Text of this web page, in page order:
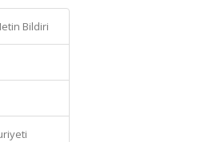
Bildiri